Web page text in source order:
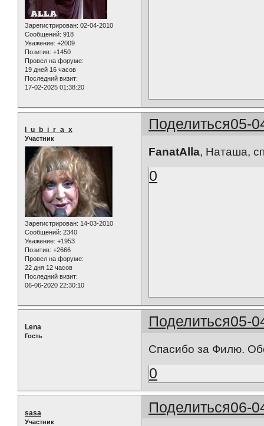
Зарегистрирован: 02-04-2010
Сообщений: 918
Уважение: +2009
Позитив: +1450
Провел на форуме:
19 дней 16 часов
Последний визит:
17-02-2025 01:38:20
Поделиться05-
l_u_b_i_r_a_x
Участник
Зарегистрирован: 14-03-2010
Сообщений: 2340
Уважение: +1953
Позитив: +2666
Провел на форуме:
22 дня 12 часов
Последний визит:
06-06-2020 22:30:10
FanatAlla, Наташа,
0
Поделиться05-
Lena
Гость
Спасибо за Филю.
0
Поделиться06-
sasa
Участник